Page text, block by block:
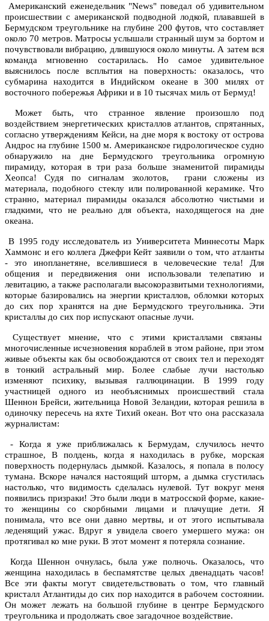
Американский еженедельник "News" поведал об удивительном
происшествии с американской подводной лодкой, плававшей в
Бермудском треугольнике на глубине 200 футов, что составляет
около 70 метров. Матросы услышали странный шум за бортом и
почувствовали вибрацию, длившуюся около минуты. А затем вся
команда мгновенно состарилась. Но самое удивительное
выяснилось после всплытия на поверхность: оказалось, что
субмарина находится в Индийском океане в 300 милях от
восточного побережья Африки и в 10 тысячах миль от Бермуд!
Может быть, что странное явление произошло под
воздействием энергетических кристаллов атлантов, спрятанных,
согласно утверждениям Кейси, на дне моря к востоку от острова
Андрос на глубине 1500 м. Американское гидрологическое судно
обнаружило на дне Бермудского треугольника огромную
пирамиду, которая в три раза больше знаменитой пирамиды
Хеопса! Судя по сигналам эхолотов, грани сложены из
материала, подобного стеклу или полированной керамике. Что
странно, материал пирамиды оказался абсолютно чистыми и
гладкими, что не реально для объекта, находящегося на дне
океана.
В 1995 году исследователь из Университета Миннесоты Марк
Хаммонс и его коллега Джефри Кейт заявили о том, что атланты
- это инопланетяне, вселившиеся в человеческие тела! Для
общения и передвижения они использовали телепатию и
левитацию, а также располагали высокоразвитыми технологиями,
которые базировались на энергии кристаллов, обломки которых
до сих пор хранятся на дне Бермудского треугольника. Эти
кристаллы до сих пор испускают опасные лучи.
Существует мнение, что с этими кристаллами связаны
многочисленные исчезновения кораблей в этом районе, при этом
живые объекты как бы освобождаются от своих тел и переходят
в тонкий астральный мир. Более слабые лучи настолько
изменяют психику, вызывая галлюцинации. В 1999 году
участницей одного из необъяснимых происшествий стала
Шеннон Брейси, жительница Новой Зеландии, которая решила в
одиночку пересечь на яхте Тихий океан. Вот что она рассказала
журналистам:
- Когда я уже приближалась к Бермудам, случилось нечто
страшное, В полдень, когда я находилась в рубке, морская
поверхность подернулась дымкой. Казалось, я попала в полосу
тумана. Вскоре начался настоящий шторм, а дымка сгустилась
настолько, что видимость сделалась нулевой. Тут вокруг меня
появились призраки! Это были люди в матросской форме, какие-
то женщины со скорбными лицами и плачущие дети. Я
понимала, что все они давно мертвы, и от этого испытывала
леденящий ужас. Вдруг я увидела своего умершего мужа: он
протягивал ко мне руки. В этот момент я потеряла сознание.
Когда Шеннон очнулась, была уже полночь. Оказалось, что
женщина находилась в беспамятстве целых двенадцать часов!
Все эти факты могут свидетельствовать о том, что главный
кристалл Атлантиды до сих пор находится в рабочем состоянии.
Он может лежать на большой глубине в центре Бермудского
треугольника и продолжать свое загадочное воздействие.